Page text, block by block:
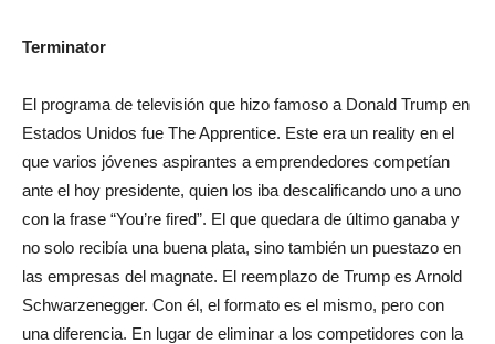
Terminator
El programa de televisión que hizo famoso a Donald Trump en
Estados Unidos fue The Apprentice. Este era un reality en el
que varios jóvenes aspirantes a emprendedores competían
ante el hoy presidente, quien los iba descalificando uno a uno
con la frase “You’re fired”. El que quedara de último ganaba y
no solo recibía una buena plata, sino también un puestazo en
las empresas del magnate. El reemplazo de Trump es Arnold
Schwarzenegger. Con él, el formato es el mismo, pero con
una diferencia. En lugar de eliminar a los competidores con la